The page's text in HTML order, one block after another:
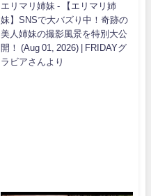
エリマリ姉妹 - 【エリマリ姉
妹】SNSで大バズり中！奇跡の
美人姉妹の撮影風景を特別大公
開！ (Aug 01, 2026) | FRIDAYグ
ラビアさんより